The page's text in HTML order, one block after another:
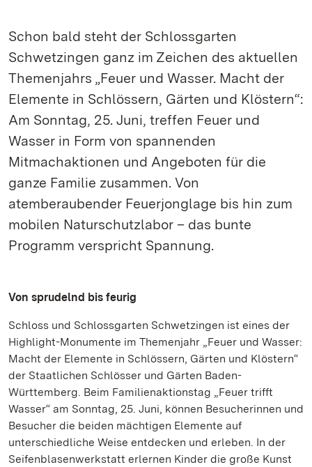
Schon bald steht der Schlossgarten
Schwetzingen ganz im Zeichen des aktuellen
Themenjahrs „Feuer und Wasser. Macht der
Elemente in Schlössern, Gärten und Klöstern“:
Am Sonntag, 25. Juni, treffen Feuer und
Wasser in Form von spannenden
Mitmachaktionen und Angeboten für die
ganze Familie zusammen. Von
atemberaubender Feuerjonglage bis hin zum
mobilen Naturschutzlabor – das bunte
Programm verspricht Spannung.
Von sprudelnd bis feurig
Schloss und Schlossgarten Schwetzingen ist eines der
Highlight-Monumente im Themenjahr „Feuer und Wasser:
Macht der Elemente in Schlössern, Gärten und Klöstern“
der Staatlichen Schlösser und Gärten Baden-
Württemberg. Beim Familienaktionstag „Feuer trifft
Wasser“ am Sonntag, 25. Juni, können Besucherinnen und
Besucher die beiden mächtigen Elemente auf
unterschiedliche Weise entdecken und erleben. In der
Seifenblasenwerkstatt erlernen Kinder die große Kunst